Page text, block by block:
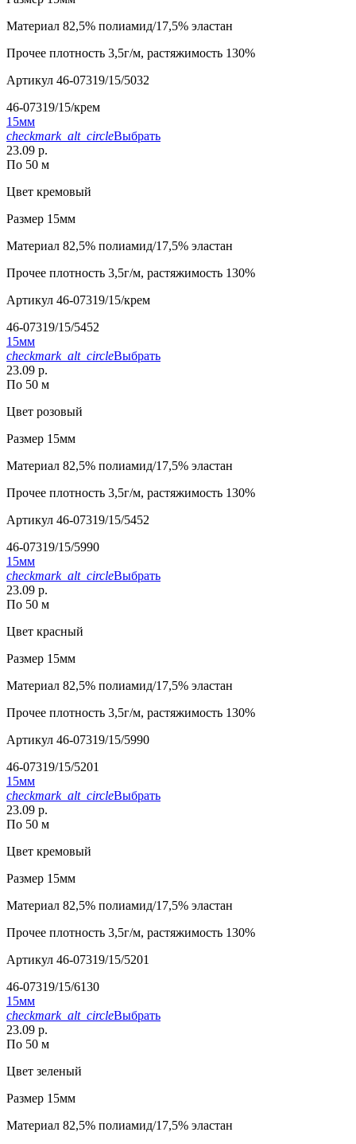
Материал 82,5% полиамид/17,5% эластан
Прочее плотность 3,5г/м, растяжимость 130%
Артикул 46-07319/15/5032
46-07319/15/крем
15мм
checkmark_alt_circleВыбрать
23.09 р.
По 50 м
Цвет кремовый
Размер 15мм
Материал 82,5% полиамид/17,5% эластан
Прочее плотность 3,5г/м, растяжимость 130%
Артикул 46-07319/15/крем
46-07319/15/5452
15мм
checkmark_alt_circleВыбрать
23.09 р.
По 50 м
Цвет розовый
Размер 15мм
Материал 82,5% полиамид/17,5% эластан
Прочее плотность 3,5г/м, растяжимость 130%
Артикул 46-07319/15/5452
46-07319/15/5990
15мм
checkmark_alt_circleВыбрать
23.09 р.
По 50 м
Цвет красный
Размер 15мм
Материал 82,5% полиамид/17,5% эластан
Прочее плотность 3,5г/м, растяжимость 130%
Артикул 46-07319/15/5990
46-07319/15/5201
15мм
checkmark_alt_circleВыбрать
23.09 р.
По 50 м
Цвет кремовый
Размер 15мм
Материал 82,5% полиамид/17,5% эластан
Прочее плотность 3,5г/м, растяжимость 130%
Артикул 46-07319/15/5201
46-07319/15/6130
15мм
checkmark_alt_circleВыбрать
23.09 р.
По 50 м
Цвет зеленый
Размер 15мм
Материал 82,5% полиамид/17,5% эластан